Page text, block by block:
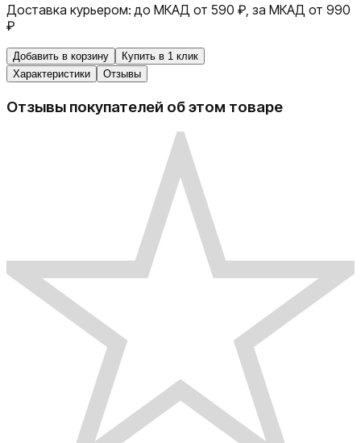
Доставка курьером: до МКАД от 590 ₽, за МКАД от 990
₽
Добавить в корзину
Купить в 1 клик
Характеристики
Отзывы
Отзывы покупателей об этом товаре